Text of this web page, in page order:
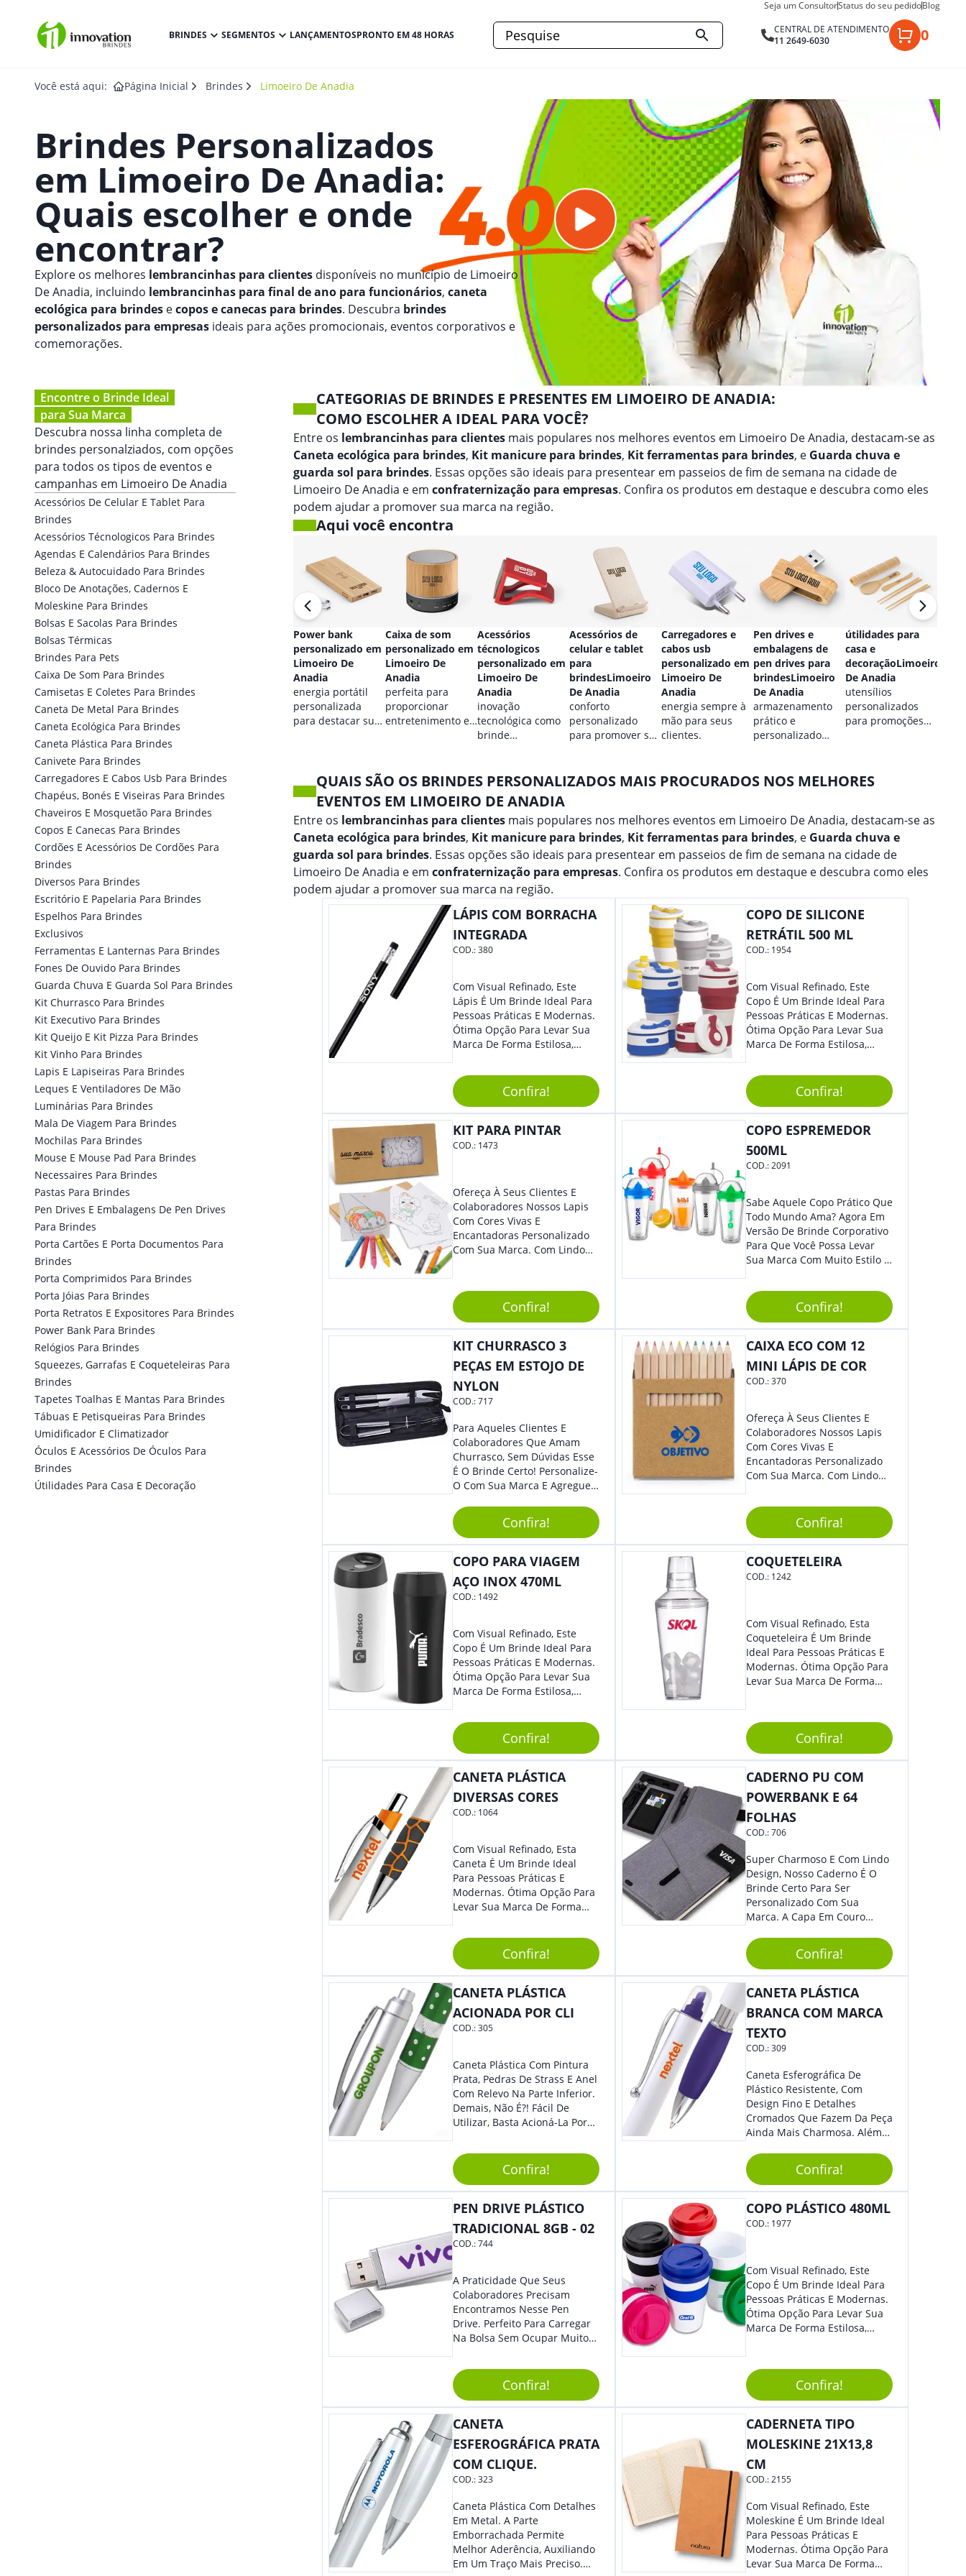
Seja um ConsultorStatus do seu pedidoBlog
BRINDES SEGMENTOS LANÇAMENTOSPRONTO EM 48 HORAS
CENTRAL DE ATENDIMENTO
11 2649-6030
0
Você está aqui: Página Inicial Brindes Limoeiro De Anadia
Brindes Personalizados
em Limoeiro De Anadia:
Quais escolher e onde
encontrar?
Explore os melhores lembrancinhas para clientes disponíveis no município de Limoeiro
De Anadia, incluindo lembrancinhas para final de ano para funcionários, caneta
ecológica para brindes ecopos e canecas para brindes. Descubra brindes
personalizados para empresas ideais para ações promocionais, eventos corporativos e
comemorações.
Encontre o Brinde Ideal
para Sua Marca
Descubra nossa linha completa de
brindes personalziados, com opções
para todos os tipos de eventos e
campanhas em Limoeiro De Anadia
Acessórios De Celular E Tablet Para
Brindes
Acessórios Técnologicos Para Brindes
Agendas E Calendários Para Brindes
Beleza & Autocuidado Para Brindes
Bloco De Anotações, Cadernos E
Moleskine Para Brindes
Bolsas E Sacolas Para Brindes
Bolsas Térmicas
Brindes Para Pets
Caixa De Som Para Brindes
Camisetas E Coletes Para Brindes
Caneta De Metal Para Brindes
Caneta Ecológica Para Brindes
Caneta Plástica Para Brindes
Canivete Para Brindes
Carregadores E Cabos Usb Para Brindes
Chapéus, Bonés E Viseiras Para Brindes
Chaveiros E Mosquetão Para Brindes
Copos E Canecas Para Brindes
Cordões E Acessórios De Cordões Para
Brindes
Diversos Para Brindes
Escritório E Papelaria Para Brindes
Espelhos Para Brindes
Exclusivos
Ferramentas E Lanternas Para Brindes
Fones De Ouvido Para Brindes
Guarda Chuva E Guarda Sol Para Brindes
Kit Churrasco Para Brindes
Kit Executivo Para Brindes
Kit Queijo E Kit Pizza Para Brindes
Kit Vinho Para Brindes
Lapis E Lapiseiras Para Brindes
Leques E Ventiladores De Mão
Luminárias Para Brindes
Mala De Viagem Para Brindes
Mochilas Para Brindes
Mouse E Mouse Pad Para Brindes
Necessaires Para Brindes
Pastas Para Brindes
Pen Drives E Embalagens De Pen Drives
Para Brindes
Porta Cartões E Porta Documentos Para
Brindes
Porta Comprimidos Para Brindes
Porta Jóias Para Brindes
Porta Retratos E Expositores Para Brindes
Power Bank Para Brindes
Relógios Para Brindes
Squeezes, Garrafas E Coqueteleiras Para
Brindes
Tapetes Toalhas E Mantas Para Brindes
Tábuas E Petisqueiras Para Brindes
Umidificador E Climatizador
Óculos E Acessórios De Óculos Para
Brindes
Útilidades Para Casa E Decoração
CATEGORIAS DE BRINDES E PRESENTES EM LIMOEIRO DE ANADIA:
COMO ESCOLHER A IDEAL PARA VOCÊ?
Entre os lembrancinhas para clientes mais populares nos melhores eventos em Limoeiro De Anadia, destacam-se as
Caneta ecológica para brindes, Kit manicure para brindes, Kit ferramentas para brindes, e Guarda chuva e
guarda sol para brindes. Essas opções são ideais para presentear em passeios de fim de semana na cidade de
Limoeiro De Anadia e em confraternização para empresas. Confira os produtos em destaque e descubra como eles
podem ajudar a promover sua marca na região.
Aqui você encontra
Power bank
personalizado em
Limoeiro De
Anadia
energia portátil
personalizada
para destacar sua
Caixa de som
personalizado em
Limoeiro De
Anadia
perfeita para
proporcionar
entretenimento e
Acessórios
técnologicos
personalizado em
Limoeiro De
Anadia
inovação
tecnológica como
brinde
Acessórios de
celular e tablet
para
brindesLimoeiro
De Anadia
conforto
personalizado
para promover sua
Carregadores e
cabos usb
personalizado em
Limoeiro De
Anadia
energia sempre à
mão para seus
clientes.
Pen drives e
embalagens de
pen drives para
brindesLimoeiro
De Anadia
armazenamento
prático e
personalizado
útilidades para
casa e
decoraçãoLimoeiro
De Anadia
utensílios
personalizados
para promoções
QUAIS SÃO OS BRINDES PERSONALIZADOS MAIS PROCURADOS NOS MELHORES
EVENTOS EM LIMOEIRO DE ANADIA
Entre os lembrancinhas para clientes mais populares nos melhores eventos em Limoeiro De Anadia, destacam-se as
Caneta ecológica para brindes, Kit manicure para brindes, Kit ferramentas para brindes, e Guarda chuva e
guarda sol para brindes. Essas opções são ideais para presentear em passeios de fim de semana na cidade de
Limoeiro De Anadia e em confraternização para empresas. Confira os produtos em destaque e descubra como eles
podem ajudar a promover sua marca na região.
LÁPIS COM BORRACHA
INTEGRADA
COD.:380
Com Visual Refinado, Este
Lápis É Um Brinde Ideal Para
Pessoas Práticas E Modernas.
Ótima Opção Para Levar Sua
Marca De Forma Estilosa,
Empresa Em Eventos,
Reuniões Corporativas Ou Até
Mesmo Para Presentear
Colaboradores E Parceiros De
Sua Empresa.
Confira!
COPO DE SILICONE
RETRÁTIL 500 ML
COD.: 1954
Com Visual Refinado, Este
Copo É Um Brinde Ideal Para
Pessoas Práticas E Modernas.
Ótima Opção Para Levar Sua
Marca De Forma Estilosa,
Empresa Em Eventos,
Reuniões Corporativas Ou Até
Mesmo Para Presentear
Colaboradores.
Confira!
KIT PARA PINTAR
COD.: 1473
Ofereça À Seus Clientes E
Colaboradores Nossos Lapis
Com Cores Vivas E
Encantadoras Personalizado
Com Sua Marca. Com Lindo
Perfeito, Não É?!
Confira!
COPO ESPREMEDOR
500ML
COD.:2091
Sabe Aquele Copo Prático Que
Todo Mundo Ama? Agora Em
Versão De Brinde Corporativo
Para Que Você Possa Levar
Sua Marca Com Muito Estilo E
Praticidade À Eventos E Feiras
De Exposição.Confira!
KIT CHURRASCO 3
PEÇAS EM ESTOJO DE
NYLON
COD.:717
Para Aqueles Clientes E
Colaboradores Que Amam
Churrasco, Sem Dúvidas Esse
É O Brinde Certo! Personalize-
O Com Sua Marca E Agregue
É Composto Por 3 Peças Para
O Auxílio No Preparo De
Carnes, Em Um Lindo Estojo. É
A Garantia De Sucesso Para
Eventos Corporativos.
Confira!
CAIXA ECO COM 12
MINI LÁPIS DE COR
COD.:370
Ofereça À Seus Clientes E
Colaboradores Nossos Lapis
Com Cores Vivas E
Encantadoras Personalizado
Com Sua Marca. Com Lindo
Para Diversas Ocasiões.
Perfeito, Não É?!
Confira!
COPO PARA VIAGEM
AÇO INOX 470ML
COD.: 1492
Com Visual Refinado, Este
Copo É Um Brinde Ideal Para
Pessoas Práticas E Modernas.
Ótima Opção Para Levar Sua
Marca De Forma Estilosa,
Empresa Em Eventos,
Reuniões Corporativas Ou Até
Mesmo Para Presentear
Colaboradores.
Confira!
COQUETELEIRA
COD.: 1242
Com Visual Refinado, Esta
Coqueteleira É Um Brinde
Ideal Para Pessoas Práticas E
Modernas. Ótima Opção Para
Levar Sua Marca De Forma
Reuniões Corporativas Ou Até
Mesmo Para Presentear
Colaboradores E Parceiros De
Confira!
CANETA PLÁSTICA
DIVERSAS CORES
COD.: 1064
Com Visual Refinado, Esta
Caneta É Um Brinde Ideal
Para Pessoas Práticas E
Modernas. Ótima Opção Para
Levar Sua Marca De Forma
Sua Empresa Em Eventos,
Reuniões Corporativas Ou Até
Mesmo Para Presentear
Colaboradores E Parceiros De
Sua Empresa.
Confira!
CADERNO PU COM
POWERBANK E 64
FOLHAS
COD.:706
Super Charmoso E Com Lindo
Design, Nosso Caderno É O
Brinde Certo Para Ser
Personalizado Com Sua
Marca. A Capa Em Couro
Elástico Permite Maior
Segurança Ao Carregá-Lo.
Ofereça A Seus Clientes E
Colaboradores, Sem Dúvidas
Confira!
CANETA PLÁSTICA
ACIONADA POR CLI
COD.:305
Caneta Plástica Com Pintura
Prata, Pedras De Strass E Anel
Com Relevo Na Parte Inferior.
Demais, Não É?! Fácil De
Utilizar, Basta Acioná-La Por
Confira!
CANETA PLÁSTICA
BRANCA COM MARCA
TEXTO
COD.:309
Caneta Esferográfica De
Plástico Resistente, Com
Design Fino E Detalhes
Cromados Que Fazem Da Peça
Ainda Mais Charmosa. Além
Seu Acionamento É Por Giro.
Perfeita Para Diversas
Ocasiões Do Dia A Dia.
Confira!
PEN DRIVE PLÁSTICO
TRADICIONAL 8GB - 02
COD.:744
A Praticidade Que Seus
Colaboradores Precisam
Encontramos Nesse Pen
Drive. Perfeito Para Carregar
Na Bolsa Sem Ocupar Muito
Qualquer Lugar Todos Os
Arquivos Desejados. Ideal
Para Oferecer Em Eventos E
Feiras De Exposições.
Confira!
COPO PLÁSTICO 480ML
COD.: 1977
Com Visual Refinado, Este
Copo É Um Brinde Ideal Para
Pessoas Práticas E Modernas.
Ótima Opção Para Levar Sua
Marca De Forma Estilosa,
Reuniões Corporativas Ou Até
Mesmo Para Presentear
Colaboradores.
Confira!
CANETA
ESFEROGRÁFICA PRATA
COM CLIQUE.
COD.:323
Caneta Plástica Com Detalhes
Em Metal. A Parte
Emborrachada Permite
Melhor Aderência, Auxiliando
Em Um Traço Mais Preciso.
CADERNETA TIPO
MOLESKINE 21X13,8
CM
COD.:2155
Com Visual Refinado, Este
Moleskine É Um Brinde Ideal
Para Pessoas Práticas E
Modernas. Ótima Opção Para
Levar Sua Marca De Forma